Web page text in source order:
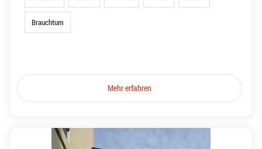
Brauchtum
Mehr erfahren